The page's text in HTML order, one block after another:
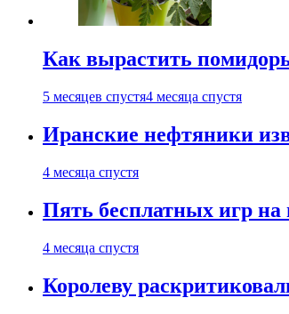
Как вырастить
5 месяцев спустя4 месяца спустя
Иранские нефтяники
4 месяца спустя
Пять бесплатных игр на
4 месяца спустя
Королеву